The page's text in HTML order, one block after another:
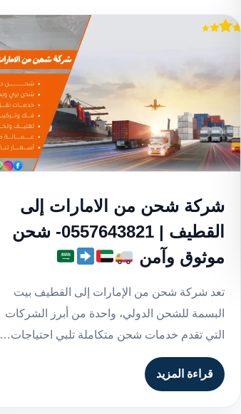
شركة شحن من الامارات إلى
القطيف | 0557643821- شحن
موثوق وآمن
تعد شركة شحن من الإمارات إلى القطيف بيت
البسمة للشحن الدولي، واحدة من أبرز الشركات
التي تقدم خدمات شحن متكاملة تلبي احتياجات…
قراءة المزيد